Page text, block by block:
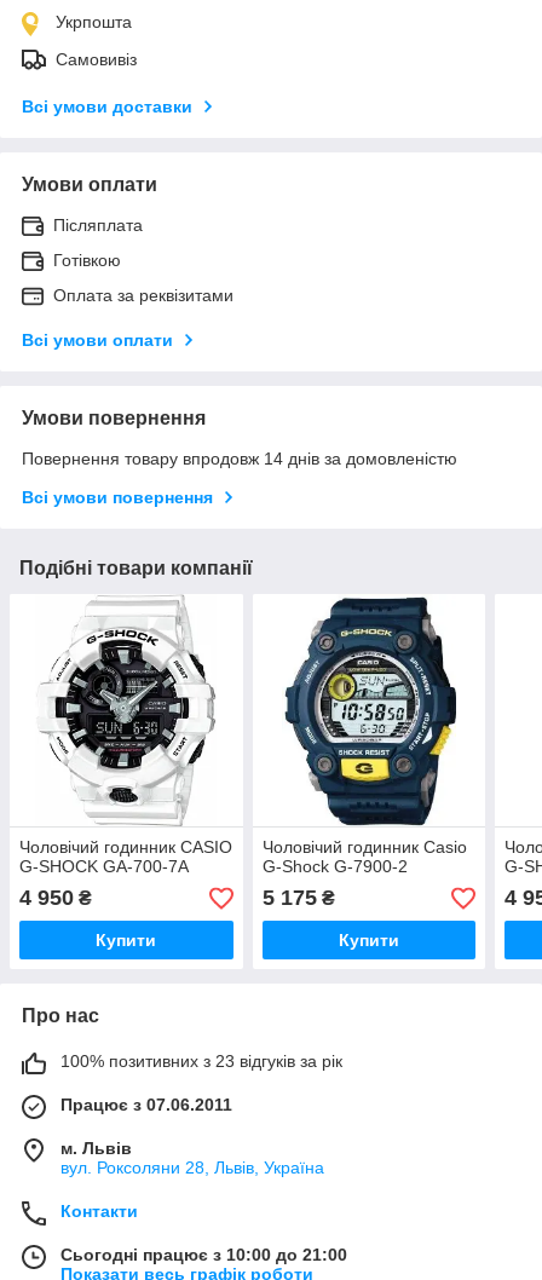
Укрпошта
Самовивіз
Всі умови доставки
Умови оплати
Післяплата
Готівкою
Оплата за реквізитами
Всі умови оплати
Умови повернення
Повернення товару впродовж 14 днів за домовленістю
Всі умови повернення
Подібні товари компанії
Чоловічий годинник CASIO
G-SHOCK GA-700-7A
4 950 ₴
Купити
Чоловічий годинник Casio
G-Shock G-7900-2
5 175₴
Купити
G-
4
Про нас
100% позитивних з 23 відгуків за рік
Працює з 07.06.2011
м. Львів
вул. Роксоляни 28, Львів, Україна
Контакти
Сьогодні працює з 10:00 до 21:00
Показати весь графік роботи